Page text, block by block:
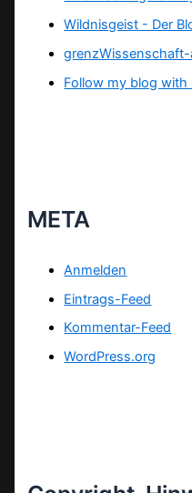
Wildnisgeist - Der
grenzWissenschaft-
Follow my blog with
META
Anmelden
Eintrags-Feed
Kommentar-Feed
WordPress.org